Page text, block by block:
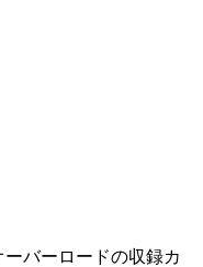
バーロードの収録カ